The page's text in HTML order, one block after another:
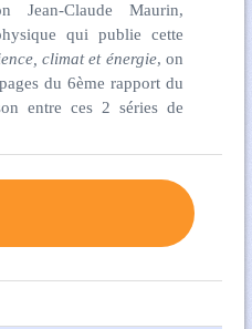
Jean-Claude Maurin,
qui publie cette
climat et énergie, on
du 6ème rapport du
entre ces 2 séries de